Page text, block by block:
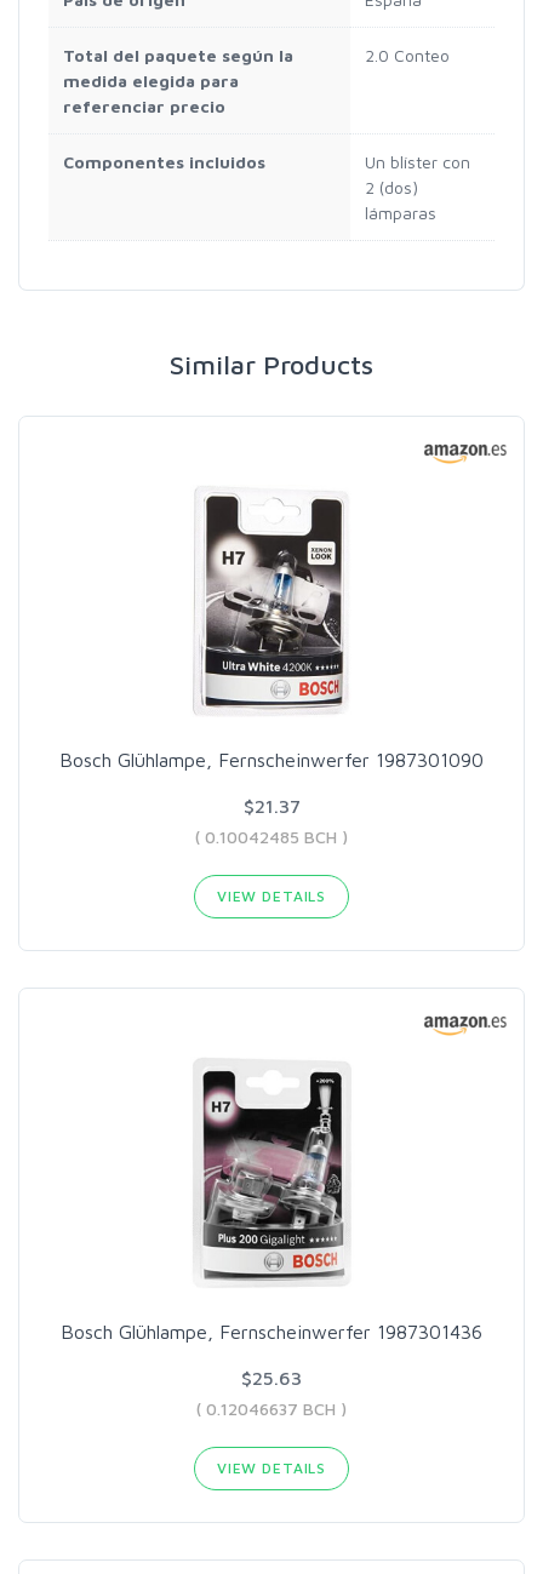
Total del paquete según la
medida elegida para
referenciar precio
2.0 Conteo
Componentes incluidos
Un blíster con
2 (dos)
lámparas
Similar Products
Bosch Glühlampe, Fernscheinwerfer 1987301090
$21.37
( 0.10042485 BCH )
VIEW DETAILS
Bosch Glühlampe, Fernscheinwerfer 1987301436
$25.63
( 0.12046637 BCH )
VIEW DETAILS